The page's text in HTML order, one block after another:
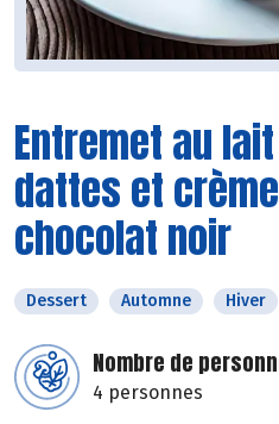
Entremet au
dattes et
chocolat noir
Dessert Automne Hiver
Nombre de
4 personnes